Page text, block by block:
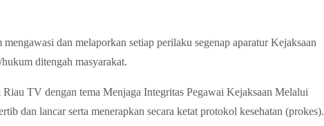
dan melaporkan setiap perilaku segenap aparatur Kejaksaan
ditengah masyarakat.
Riau TV dengan tema Menjaga Integritas Pegawai Kejaksaan Melalui
dan lancar serta menerapkan secara ketat protokol kesehatan (prokes).